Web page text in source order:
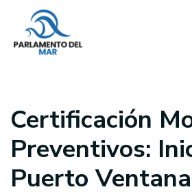
contenido
Certificación
Preventivos:
Puerto